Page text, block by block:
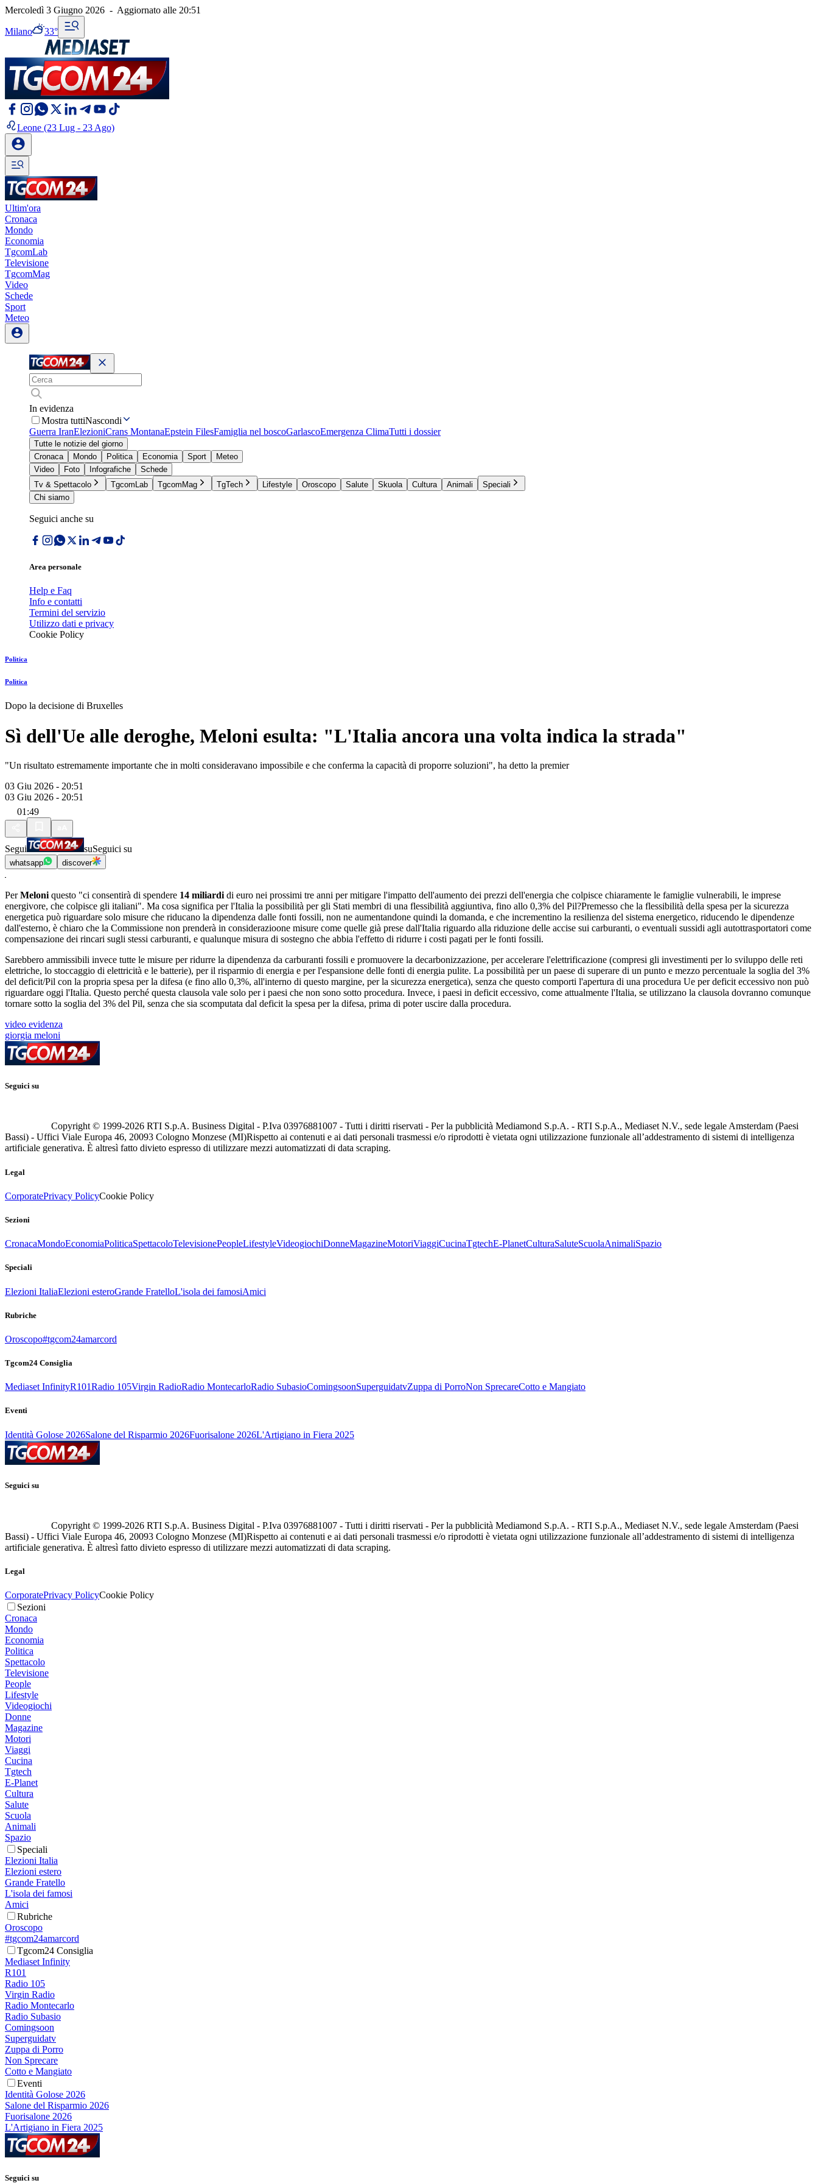
Mercoledì 3 Giugno 2026 - Aggiornato alle 20:51
Milano 33°
Leone (23 Lug - 23 Ago)
Ultim'ora
Cronaca
Mondo
Economia
TgcomLab
Televisione
TgcomMag
Video
Schede
Sport
Meteo
In evidenza
Mostra tuttiNascondi
Guerra IranElezioniCrans MontanaEpstein FilesFamiglia nel boscoGarlascoEmergenza ClimaTutti i dossier
Tutte le notizie del giorno
Cronaca
Mondo Politica Economia Sport
Meteo
Video
Foto Infografiche
Schede
Tv & Spettacolo
TgcomLab TgcomMag TgTech Lifestyle Oroscopo Salute Skuola Cultura Animali
Speciali
Chi siamo
Seguici anche su
Area personale
Help e Faq
Info e contatti
Termini del servizio
Utilizzo dati e privacy
Cookie Policy
Politica
Politica
Dopo la decisione di Bruxelles
Sì dell'Ue alle deroghe, Meloni esulta: "L'Italia ancora una volta indica la strada"
"Un risultato estremamente importante che in molti consideravano impossibile e che conferma la capacità di proporre soluzioni", ha detto la premier
03 Giu 2026 - 20:51
03 Giu 2026 - 20:51
01:49
Segui suSeguici su
whatsapp discover
PerMeloni questo "ci consentirà di spendere 14 miliardi di euro nei prossimi tre anni per mitigare l'impatto dell'aumento dei prezzi dell'energia che colpisce chiaramente le famiglie vulnerabili, le imprese
energivore, che colpisce gli italiani". Ma cosa significa per l'Italia la possibilità per gli Stati membri di una flessibilità aggiuntiva, fino allo 0,3% del Pil?Premesso che la flessibilità della spesa per la sicurezza
energetica può riguardare solo misure che riducano la dipendenza dalle fonti fossili, non ne aumentandone quindi la domanda, e che incrementino la resilienza del sistema energetico, riducendo le dipendenze
dall'esterno, è chiaro che la Commissione non prenderà in considerazioone misure come quelle già prese dall'Italia riguardo alla riduzione delle accise sui carburanti, o eventuali sussidi agli autottrasportatori come
compensazione dei rincari sugli stessi carburanti, e qualunque misura di sostegno che abbia l'effetto di ridurre i costi pagati per le fonti fossili.
Sarebbero ammissibili invece tutte le misure per ridurre la dipendenza da carburanti fossili e promuovere la decarbonizzazione, per accelerare l'elettrificazione (compresi gli investimenti per lo sviluppo delle reti
elettriche, lo stoccaggio di elettricità e le batterie), per il risparmio di energia e per l'espansione delle fonti di energia pulite. La possibilità per un paese di superare di un punto e mezzo percentuale la soglia del 3%
del deficit/Pil con la propria spesa per la difesa (e fino allo 0,3%, all'interno di questo margine, per la sicurezza energetica), senza che questo comporti l'apertura di una procedura Ue per deficit eccessivo non può
riguardare oggi l'Italia. Questo perché questa clausola vale solo per i paesi che non sono sotto procedura. Invece, i paesi in deficit eccessivo, come attualmente l'Italia, se utilizzano la clausola dovranno comunque
tornare sotto la soglia del 3% del Pil, senza che sia scomputata dal deficit la spesa per la difesa, prima di poter uscire dalla procedura.
video evidenza
giorgia meloni
Seguici su
Copyright © 1999-2026 RTI S.p.A. Business Digital - P.Iva 03976881007 - Tutti i diritti riservati - Per la pubblicità Mediamond S.p.A. - RTI S.p.A., Mediaset N.V., sede legale Amsterdam (Paesi
Bassi) - Uffici Viale Europa 46, 20093 Cologno Monzese (MI)Rispetto ai contenuti e ai dati personali trasmessi e/o riprodotti è vietata ogni utilizzazione funzionale all’addestramento di sistemi di intelligenza
artificiale generativa. È altresì fatto divieto espresso di utilizzare mezzi automatizzati di data scraping.
Legal
CorporatePrivacy PolicyCookie Policy
Sezioni
CronacaMondoEconomiaPoliticaSpettacoloTelevisionePeopleLifestyleVideogiochiDonneMagazineMotoriViaggiCucinaTgtechE-PlanetCulturaSaluteScuolaAnimaliSpazio
Speciali
Elezioni ItaliaElezioni esteroGrande FratelloL'isola dei famosiAmici
Rubriche
Oroscopo#tgcom24amarcord
Tgcom24 Consiglia
Mediaset InfinityR101Radio 105Virgin RadioRadio MontecarloRadio SubasioComingsoonSuperguidatvZuppa di PorroNon SprecareCotto e Mangiato
Eventi
Identità Golose 2026Salone del Risparmio 2026Fuorisalone 2026L'Artigiano in Fiera 2025
Seguici su
Copyright © 1999-2026 RTI S.p.A. Business Digital - P.Iva 03976881007 - Tutti i diritti riservati - Per la pubblicità Mediamond S.p.A. - RTI S.p.A., Mediaset N.V., sede legale Amsterdam (Paesi
Bassi) - Uffici Viale Europa 46, 20093 Cologno Monzese (MI)Rispetto ai contenuti e ai dati personali trasmessi e/o riprodotti è vietata ogni utilizzazione funzionale all’addestramento di sistemi di intelligenza
artificiale generativa. È altresì fatto divieto espresso di utilizzare mezzi automatizzati di data scraping.
Legal
CorporatePrivacy PolicyCookie Policy
Sezioni
Cronaca
Mondo
Economia
Politica
Spettacolo
Televisione
People
Lifestyle
Videogiochi
Donne
Magazine
Motori
Viaggi
Cucina
Tgtech
E-Planet
Cultura
Salute
Scuola
Animali
Spazio
Speciali
Elezioni Italia
Elezioni estero
Grande Fratello
L'isola dei famosi
Amici
Rubriche
Oroscopo
#tgcom24amarcord
Tgcom24 Consiglia
Mediaset Infinity
R101
Radio 105
Virgin Radio
Radio Montecarlo
Radio Subasio
Comingsoon
Superguidatv
Zuppa di Porro
Non Sprecare
Cotto e Mangiato
Eventi
Identità Golose 2026
Salone del Risparmio 2026
Fuorisalone 2026
L'Artigiano in Fiera 2025
Seguici su